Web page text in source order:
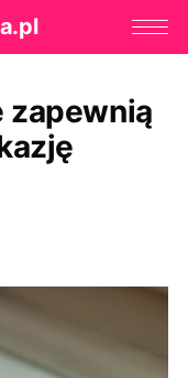
zapewnią